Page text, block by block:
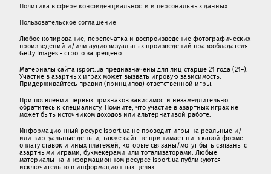
Политика в сфере конфиденциальности и персональных данных
Пользовательское соглашение
Любое копирование, перепечатка и воспроизведение фотографических
произведений и/или аудиовизуальных произведений правообладателя
Getty Images - строго запрещено.
Материалы сайта isport.ua предназначены для лиц старше 21 года (21+).
Участие в азартных играх может вызвать игровую зависимость.
Придерживайтесь правил (принципов) ответственной игры.
При появлении первых признаков зависимости незамедлительно
обратитесь к специалисту. Помните, что участие в азартных играх не
может быть источником доходов или альтернативой работе.
Информационный ресурс isport.ua не проводит игры на реальные и/
или виртуальные деньги, также сайт не принимает ни в какой форме
oплaту ставок и иных платежей, которые связаны/могут быть связаны c
азартными игрaми, букмекерами или тотализаторами. Любые
материалы на информационном ресурсе isport.ua публикуютcя
исключительно в информационных целях.